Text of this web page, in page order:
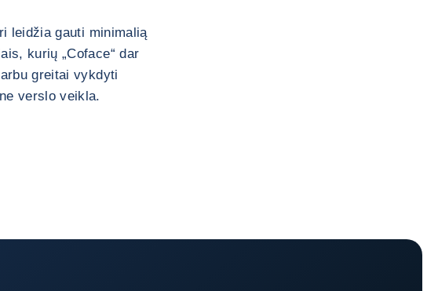
leidžia gauti minimalią
kurių „Coface“ dar
greitai vykdyti
verslo veikla.